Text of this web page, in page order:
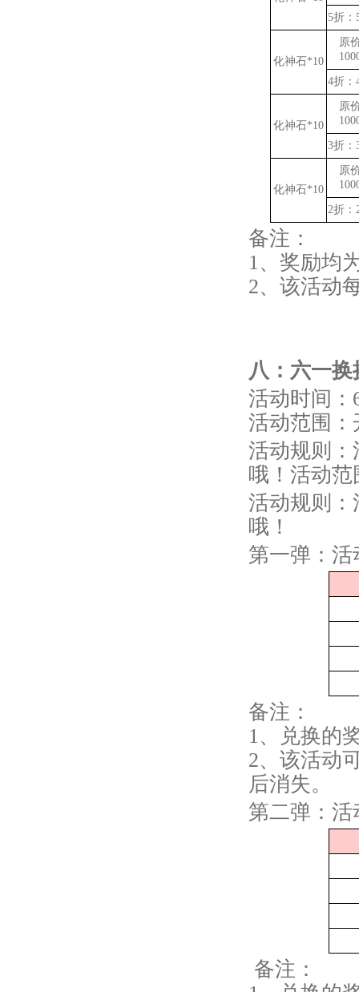
5折：
化神石*10
原
4折：
化神石*10
原
3折：
化神石*10
原
2折：
备注：
1、奖励均
2、该活动
八 ： 六一换
活动时间：
活动范围
活动规则
哦！活动
活动规则
哦！
第一弹：活
备注：
1、兑换的
2、该活动
后消失。
第二弹：活
备注：